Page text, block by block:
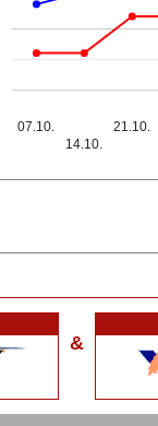
07.10.
14.10.
21.10.
&